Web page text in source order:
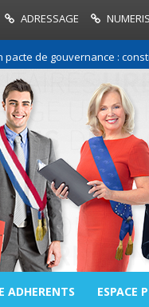
ADRESSAGE
de gouvernance :
ADHERENTS ESPACE